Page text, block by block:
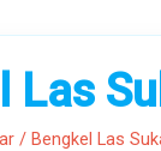
Las
/Bengkel Las